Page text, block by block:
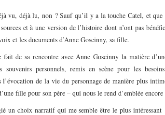
vu, déjà lu, non ? Sauf qu’il y a la touche Catel, et que
et à une version de l’histoire dont n’ont pas
et les documents d’Anne Goscinny, sa fille.
fait de sa rencontre avec Anne Goscinny la matière
souvenirs personnels, remis en scène pour les
l’évocation de la vie du personnage de manière plus
fille pour son père – qui nous le rend d’emblée encore
un choix narratif qui me semble être le plus